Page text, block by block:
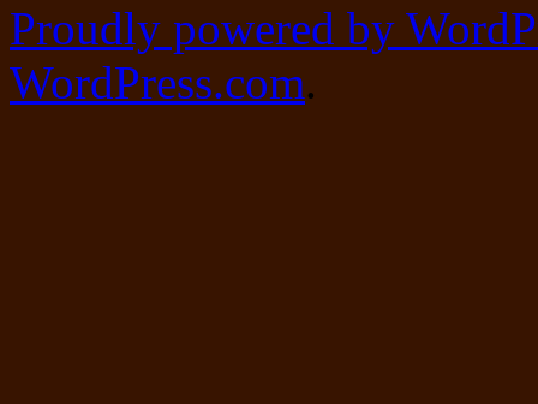
Proudly powered by
WordPress.com.